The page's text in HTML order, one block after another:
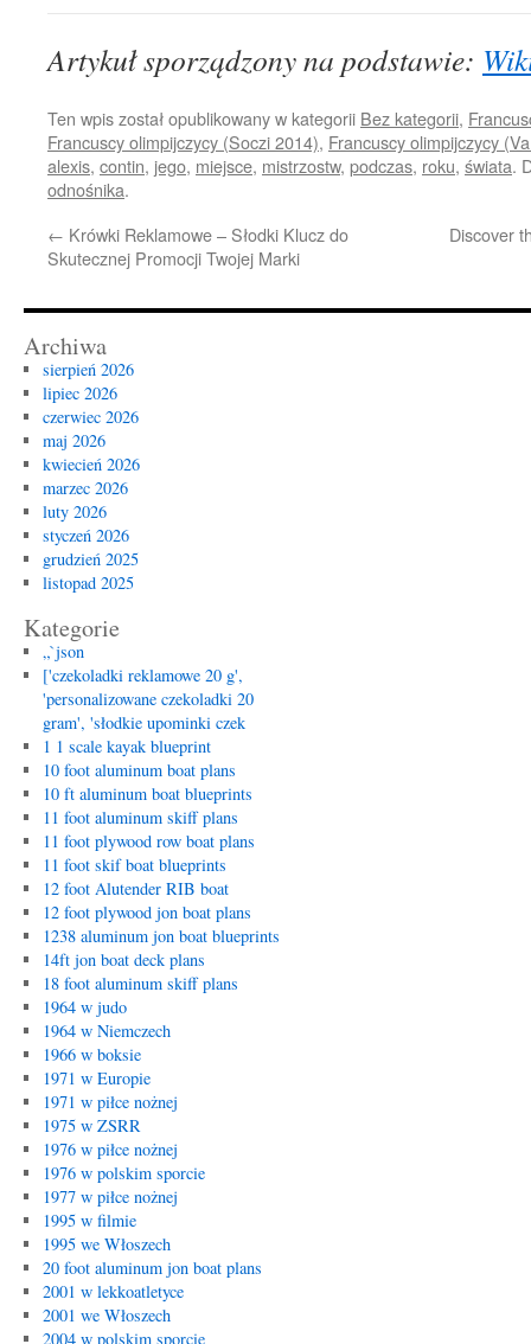
Artykuł sporządzony na podstawie:
Ten wpis został opublikowany w kategorii Bez kategorii,
Francuscy olimpijczycy (Soczi 2014), Francuscy olimpijczycy
alexis, contin, jego, miejsce, mistrzostw, podczas, roku, świata.
odnośnika.
← Krówki Reklamowe – Słodki Klucz do
Skutecznej Promocji Twojej Marki
Discover
Archiwa
sierpień 2026
lipiec 2026
czerwiec 2026
maj 2026
kwiecień 2026
marzec 2026
luty 2026
styczeń 2026
grudzień 2025
listopad 2025
Kategorie
„`json
['czekoladki reklamowe 20 g',
'personalizowane czekoladki 20
gram', 'słodkie upominki czek
1 1 scale kayak blueprint
10 foot aluminum boat plans
10 ft aluminum boat blueprints
11 foot aluminum skiff plans
11 foot plywood row boat plans
11 foot skif boat blueprints
12 foot Alutender RIB boat
12 foot plywood jon boat plans
1238 aluminum jon boat blueprints
14ft jon boat deck plans
18 foot aluminum skiff plans
1964 w judo
1964 w Niemczech
1966 w boksie
1971 w Europie
1971 w piłce nożnej
1975 w ZSRR
1976 w piłce nożnej
1976 w polskim sporcie
1977 w piłce nożnej
1995 w filmie
1995 we Włoszech
20 foot aluminum jon boat plans
2001 w lekkoatletyce
2001 we Włoszech
2004 w polskim sporcie